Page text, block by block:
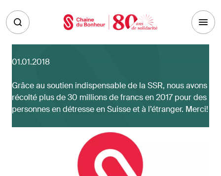
01.01.2018
Grâce au soutien indispensable de la SSR, nous avons
récolté plus de 30 millions de francs en 2017 pour des
personnes en détresse en Suisse et à l’étranger. Merci!